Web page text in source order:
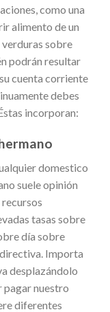
como una
alimento de un
sobre
podrán resultar
cuenta corriente
debes
incorporan:
domestico
suele opinión
tasas sobre
día sobre
Importa
desplazándolo
pagar nuestro
diferentes